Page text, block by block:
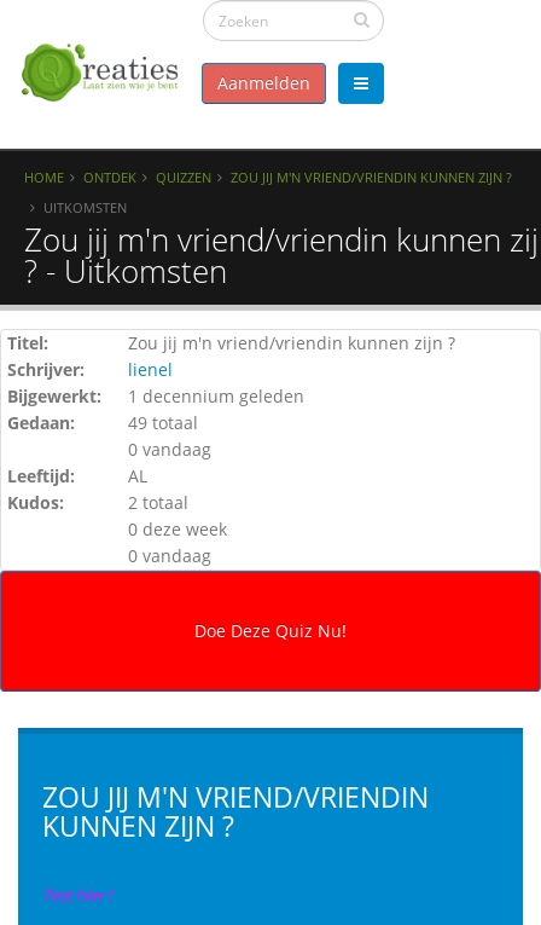
Aanmelden
HOME ONTDEK QUIZZEN
ZOU JIJ M'N VRIEND/VRIENDIN KUNNEN ZIJN ?
UITKOMSTEN
Zou jij m'n vriend/vriendin kunnen
? - Uitkomsten
Titel:
Zou jij m'n vriend/vriendin kunnen zijn ?
Schrijver:
lienel
Bijgewerkt:
1 decennium geleden
Gedaan:
49 totaal
0 vandaag
Leeftijd:
AL
Kudos:
2 totaal
0 deze week
0 vandaag
ZOU JIJ M'N VRIEND/VRIENDIN
KUNNEN ZIJN ?
Test hier !